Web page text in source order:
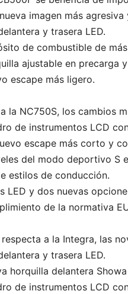
imagen más agresiva
y trasera LED.
de combustible de más
ajustable en precarga y
más ligero.
la NC750S, los cambios
instrumentos LCD con
escape más corto y
del modo deportivo S en
estilos de conducción.
y dos nuevas
de la normativa
a la Integra, las
y trasera LED.
delantera Showa
instrumentos LCD con